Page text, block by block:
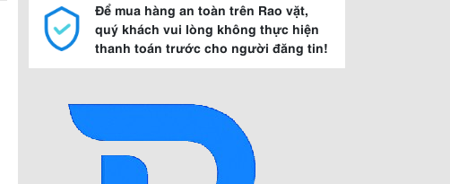
Để mua hàng an toàn trên Rao vặt,
quý khách vui lòng không thực hiện
thanh toán trước cho người đăng tin!